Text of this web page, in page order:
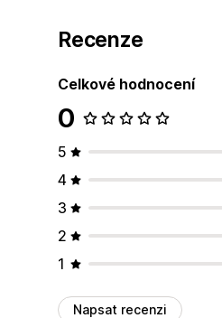
Recenze
Celkové hodnocení
0
5
4
3
2
1
Napsat recenzi